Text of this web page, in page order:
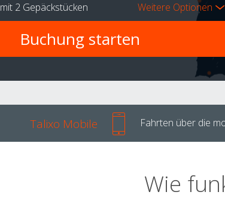
mit 2 Gepäckstücken Weitere Optionen
Talixo Mobile Fahrten über die
Wie